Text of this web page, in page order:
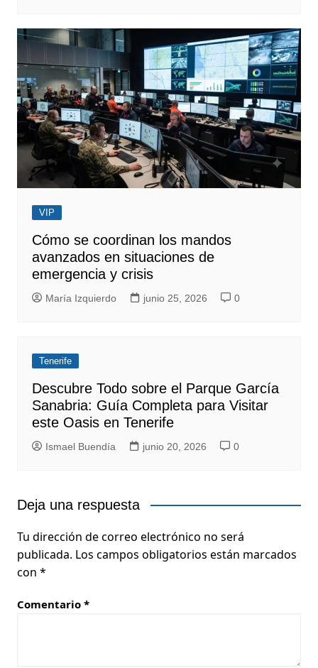
VIP
Cómo se coordinan los mandos
avanzados en situaciones de
emergencia y crisis
María Izquierdo junio 25, 2026 0
Tenerife
Descubre Todo sobre el Parque García
Sanabria: Guía Completa para Visitar
este Oasis en Tenerife
Ismael Buendía junio 20, 2026 0
Deja una respuesta
Tu dirección de correo electrónico no será
publicada. Los campos obligatorios están marcados
con *
Comentario *